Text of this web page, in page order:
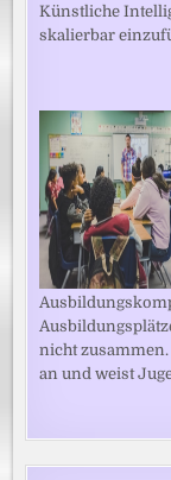
Künstliche
skalierbar
nicht
an und weist